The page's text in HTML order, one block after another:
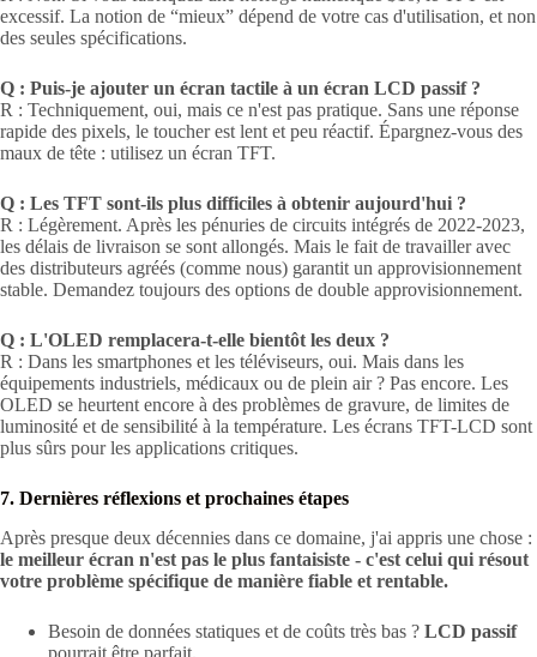
excessif. La notion de “mieux” dépend de votre cas d'utilisation, et non
des seules spécifications.
Q : Puis-je ajouter un écran tactile à un écran LCD passif ?
R : Techniquement, oui, mais ce n'est pas pratique. Sans une réponse
rapide des pixels, le toucher est lent et peu réactif. Épargnez-vous des
maux de tête : utilisez un écran TFT.
Q : Les TFT sont-ils plus difficiles à obtenir aujourd'hui ?
R : Légèrement. Après les pénuries de circuits intégrés de 2022-2023,
les délais de livraison se sont allongés. Mais le fait de travailler avec
des distributeurs agréés (comme nous) garantit un approvisionnement
stable. Demandez toujours des options de double approvisionnement.
Q : L'OLED remplacera-t-elle bientôt les deux ?
R : Dans les smartphones et les téléviseurs, oui. Mais dans les
équipements industriels, médicaux ou de plein air ? Pas encore. Les
OLED se heurtent encore à des problèmes de gravure, de limites de
luminosité et de sensibilité à la température. Les écrans TFT-LCD sont
plus sûrs pour les applications critiques.
7. Dernières réflexions et prochaines étapes
Après presque deux décennies dans ce domaine, j'ai appris une chose :
le meilleur écran n'est pas le plus fantaisiste - c'est celui qui résout
votre problème spécifique de manière fiable et rentable.
Besoin de données statiques et de coûts très bas ? LCD passif
pourrait être parfait.